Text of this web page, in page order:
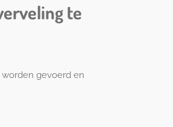
te
gevoerd en